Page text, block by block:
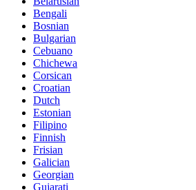
Bengali
Bosnian
Bulgarian
Cebuano
Chichewa
Corsican
Croatian
Dutch
Estonian
Filipino
Finnish
Frisian
Galician
Georgian
Gujarati